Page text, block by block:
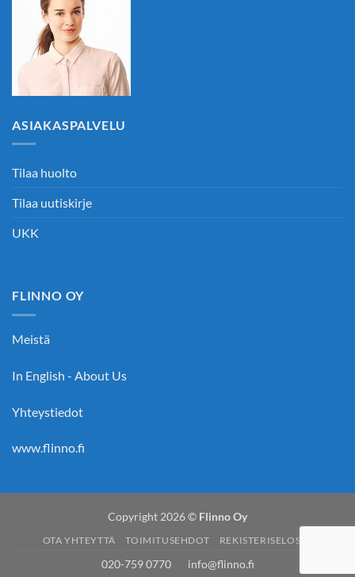
ASIAKASPALVELU
Tilaa huolto
Tilaa uutiskirje
UKK
FLINNO OY
Meistä
In English - About Us
Yhteystiedot
www.flinno.fi
Copyright 2026 © Flinno Oy
OTA YHTEYTTÄ TOIMITUSEHDOT REKISTERISELOSTE
020-759 0770 info@flinno.fi